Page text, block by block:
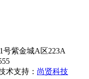
号紫金城A区223A
术支持： 尚贤科技